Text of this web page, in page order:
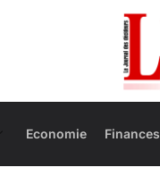
Economie Finances